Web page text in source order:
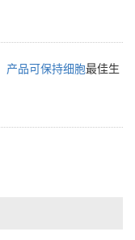
产品可保持细胞最佳生